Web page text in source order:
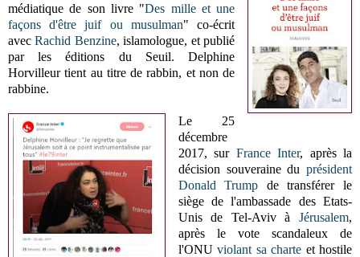
médiatique de son livre "Des mille et une
façons d'être juif ou musulman" co-écrit
avecRachid Benzine, islamologue, et publié
par les éditions du Seuil. Delphine
Horvilleur tient au titre de rabbin, et non de
rabbine.
Le 25
décembre
2017, sur France Inter, après la
décision souveraine du président
Donald Trump de transférer le
siège de l'ambassade des Etats-
Unis de Tel-Aviv à Jérusalem,
après le vote scandaleux de
l'ONUviolant sa charte et hostile